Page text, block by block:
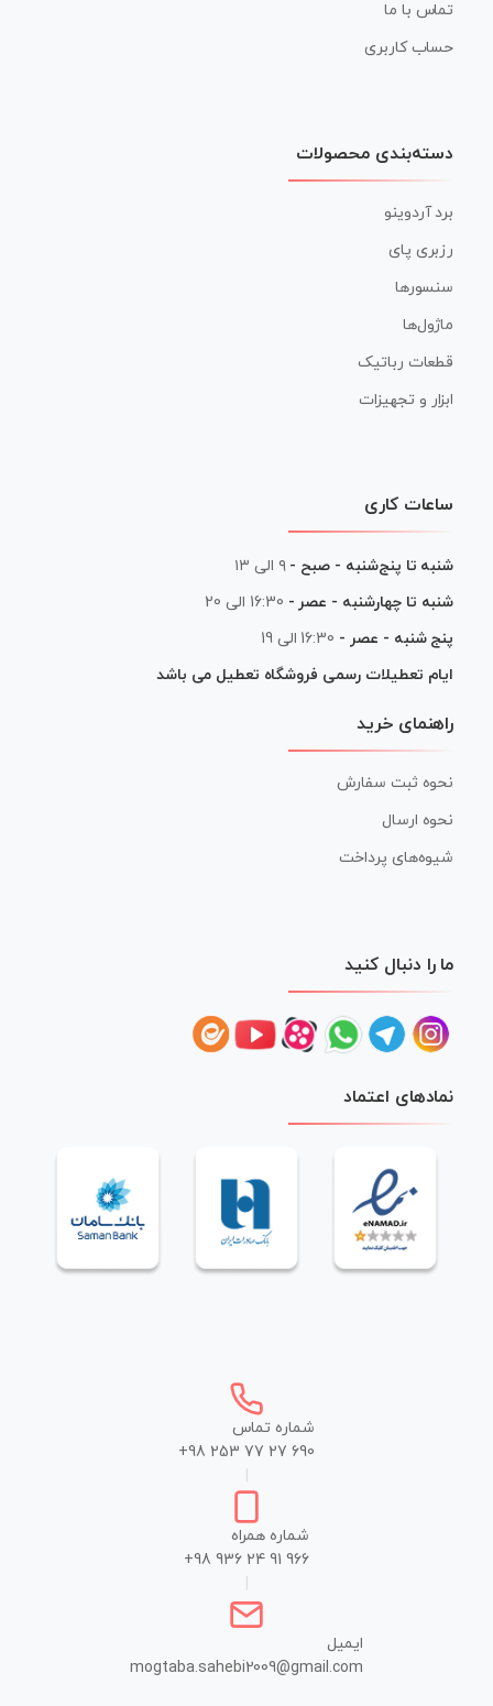
تماس با ما
حساب کاربری
دسته‌بندی محصولات
برد آردوینو
رزبری پای
سنسورها
ماژول‌ها
قطعات رباتیک
ابزار و تجهیزات
ساعات کاری
شنبه تا پنج‌شنبه - صبح - ۹ الی ۱۳
شنبه تا چهارشنبه - عصر - 16:30 الی 20
پنج شنبه - عصر - 16:30 الی 19
ایام تعطیلات رسمی فروشگاه تعطیل می باشد
راهنمای خرید
نحوه ثبت سفارش
نحوه ارسال
شیوه‌های پرداخت
ما را دنبال کنید
نمادهای اعتماد
شماره تماس
+98 253 77 27 690
شماره همراه
+98 936 24 91 966
ایمیل
mogtaba.sahebi2009@gmail.com